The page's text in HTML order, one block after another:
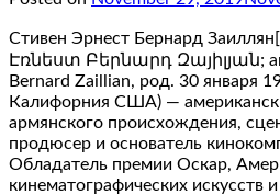
Стивен Эрнест Бернард
Էռնեստ Բերնարդ Զայիլյան;
Bernard Zaillian, род. 30 января
Калифорния США) —
армянского происхождения,
продюсер и основатель
Обладатель премии Оскар,
кинематографических искусств